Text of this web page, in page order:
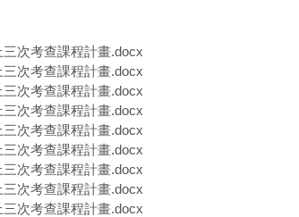
次考查課程計畫.docx
次考查課程計畫.docx
次考查課程計畫.docx
次考查課程計畫.docx
次考查課程計畫.docx
次考查課程計畫.docx
次考查課程計畫.docx
次考查課程計畫.docx
次考查課程計畫.docx